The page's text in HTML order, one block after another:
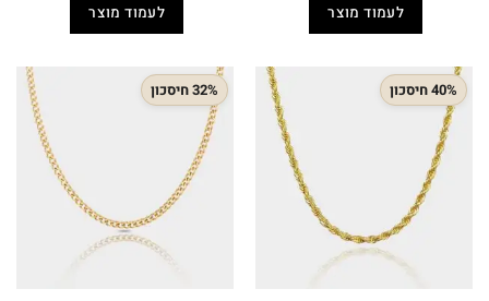
335.00 ₪.
לעמוד מוצר 235.00 ₪.
לעמוד מוצר
40% חיסכון 32% חיסכון